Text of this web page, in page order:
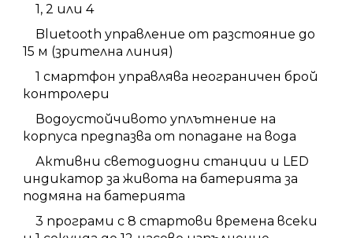
1, 2 или 4
Bluetooth управление от разстояние до
15 м (зрителна линия)
1 смартфон управлява неограничен брой
контролери
Водоустойчивото уплътнение на
корпуса предпазва от попадане на вода
Активни светодиодни станции и LED
индикатор за живота на батерията за
подмяна на батерията
3 програми с 8 стартови времена всеки